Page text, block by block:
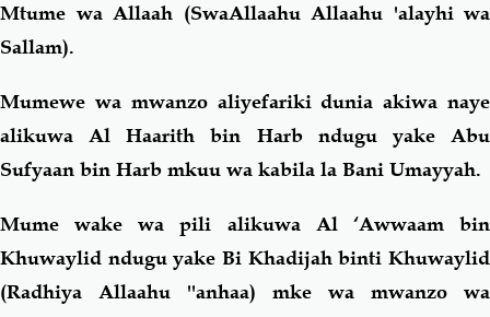
Mtume wa Allaah (SwaAllaahu Allaahu 'alayhi wa
Sallam).
Mumewe wa mwanzo aliyefariki dunia akiwa naye
alikuwa Al Haarith bin Harb ndugu yake Abu
Sufyaan bin Harb mkuu wa kabila la Bani Umayyah.
Mume wake wa pili alikuwa Al ‘Awwaam bin
Khuwaylid ndugu yake Bi Khadijah binti Khuwaylid
(Radhiya Allaahu ''anhaa) mke wa mwanzo wa